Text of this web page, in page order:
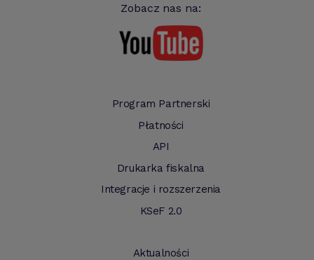
Zobacz nas na:
Program Partnerski
Płatności
API
Drukarka fiskalna
Integracje i rozszerzenia
KSeF 2.0
Aktualności